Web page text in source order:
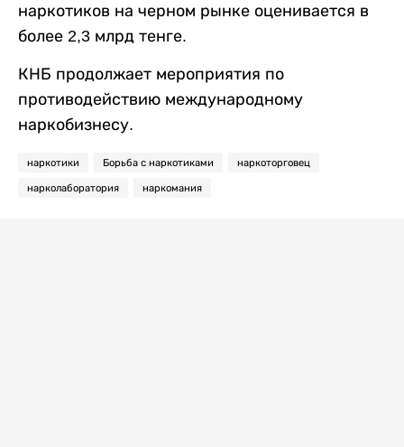
наркотиков на черном рынке оценивается в
более 2,3 млрд тенге.
КНБ продолжает мероприятия по
противодействию международному
наркобизнесу.
наркотики Борьба с наркотиками наркоторговец
нарколаборатория наркомания